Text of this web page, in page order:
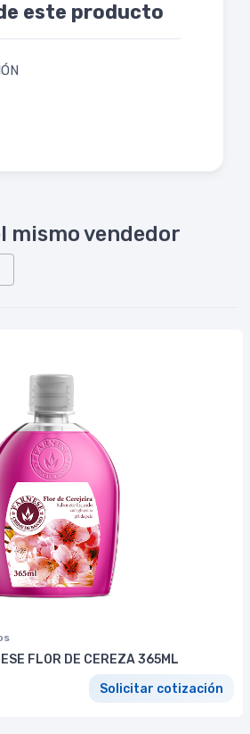
este producto
mismo vendedor
FLOR DE CEREZA 365ML
Solicitar cotización